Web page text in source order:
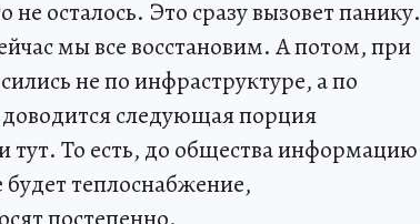
не осталось. Это сразу вызовет панику.
мы все восстановим. А потом, при
не по инфраструктуре, а по
следующая порция
тут. То есть, до общества информацию
теплоснабжение,